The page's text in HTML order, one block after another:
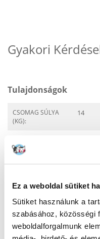
Ez a weboldal sütiket
Sütiket használunk a
szabásához, közösségi
weboldalforgalmunk
Gyakori
Tulajdonságok
CSOMAG SÚLYA
(KG):
14
ÉLETSZAKASZ: Felnőtt
ÁLLAT KORA: 12